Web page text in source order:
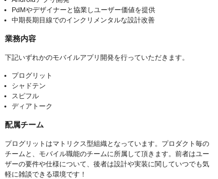
PdMやデザイナーと協業しユーザー価値を提供
中期長期目線でのインクリメンタルな設計改善
業務内容
下記いずれかのモバイルアプリ開発を行っていただきます。
プログリット
シャドテン
スピフル
ディアトーク
配属チーム
プログリットはマトリクス型組織となっています。プロダクト毎の
チームと、モバイル職能のチームに所属して頂きます。前者はユー
ザーの要件や仕様について、後者は設計や実装に関していつでも気
軽に雑談できる環境です！